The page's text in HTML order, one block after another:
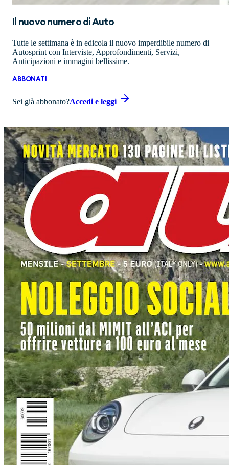
Il nuovo numero diAuto
Tutte le settimana è in edicola il nuovo imperdibile numero di
Autosprint con Interviste, Approfondimenti, Servizi,
Anticipazioni e immagini bellissime.
ABBONATI
Sei già abbonato?Accedi e leggi